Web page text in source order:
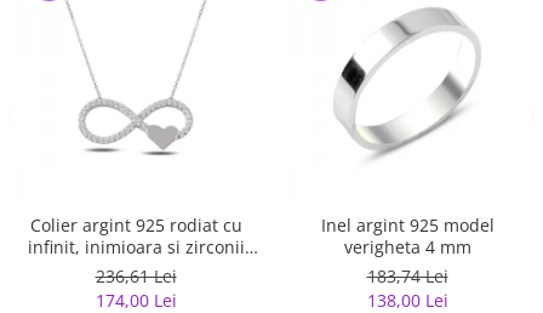
Colier argint 925 rodiat cu
infinit, inimioara si zirconii
albe - Infinite You CTU0067
236,61 Lei
174,00 Lei
Inel argint 925 model
verigheta 4 mm
183,74 Lei
138,00 Lei